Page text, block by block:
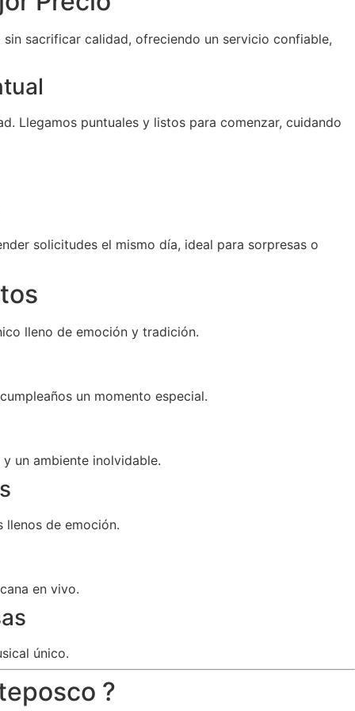
sacrificar calidad, ofreciendo un servicio confiable,
Llegamos puntuales y listos para comenzar, cuidando
solicitudes el mismo día, ideal para sorpresas o
lleno de emoción y tradición.
un momento especial.
un ambiente inolvidable.
llenos de emoción.
en vivo.
único.
?